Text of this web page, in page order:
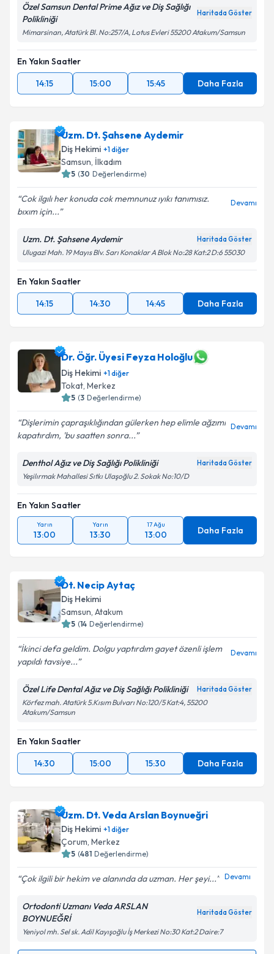
Özel Samsun Dental Prime Ağız ve Diş Sağlığı
Polikliniği
Haritada Göster
Mimarsinan, Atatürk Bl. No:257/A, Lotus Evleri 55200 Atakum/Samsun
En Yakın Saatler
14:15
15:00 15:45 Daha Fazla
Uzm. Dt. Şahsene Aydemir
Diş Hekimi +1diğer
Samsun, İlkadım
5 (30 Değerlendirme)
Cok ilgılı her konuda cok memnunuz ıyıkı tanımısız.
bıxım için...
Devamı
Uzm. Dt. Şahsene Aydemir Haritada Göster
Ulugazi Mah. 19 Mayıs Blv. Sarı Konaklar A Blok No:28 Kat:2 D:6 55030
En Yakın Saatler
14:15
14:30 14:45 Daha Fazla
Dr. Öğr. Üyesi Feyza Holoğlu
Diş Hekimi +1diğer
Tokat, Merkez
5 (3 Değerlendirme)
Dişlerimin çapraşıklığından gülerken hep elimle ağzımı
kapatırdım, 'bu saatten sonra...
Devamı
Denthol Ağız ve Diş Sağlığı Polikliniği Haritada Göster
Yeşilırmak Mahallesi Sıtkı Ulaşoğlu 2. Sokak No:10/D
En Yakın Saatler
Yarın
13:00
Yarın
13:30
17 Ağu
13:00 Daha Fazla
Dt. Necip Aytaç
Diş Hekimi
Samsun, Atakum
5 (14 Değerlendirme)
İkinci defa geldim. Dolgu yaptırdım gayet özenli işlem
yapıldı tavsiye...
Devamı
Özel Life Dental Ağız ve Diş Sağlığı Polikliniği Haritada Göster
Körfez mah. Atatürk 5.Kısım Bulvarı No:120/5 Kat:4, 55200
Atakum/Samsun
En Yakın Saatler
14:30
15:00 15:30 Daha Fazla
Uzm. Dt. Veda Arslan Boynueğri
Diş Hekimi +1diğer
Çorum, Merkez
5 (481 Değerlendirme)
Çok ilgili bir hekim ve alanında da uzman. Her şeyi... Devamı
Ortodonti Uzmanı Veda ARSLAN
BOYNUEĞRİ
Haritada Göster
Yeniyol mh. Sel sk. Adil Kayışoğlu İş Merkezi No:30 Kat:2 Daire:7